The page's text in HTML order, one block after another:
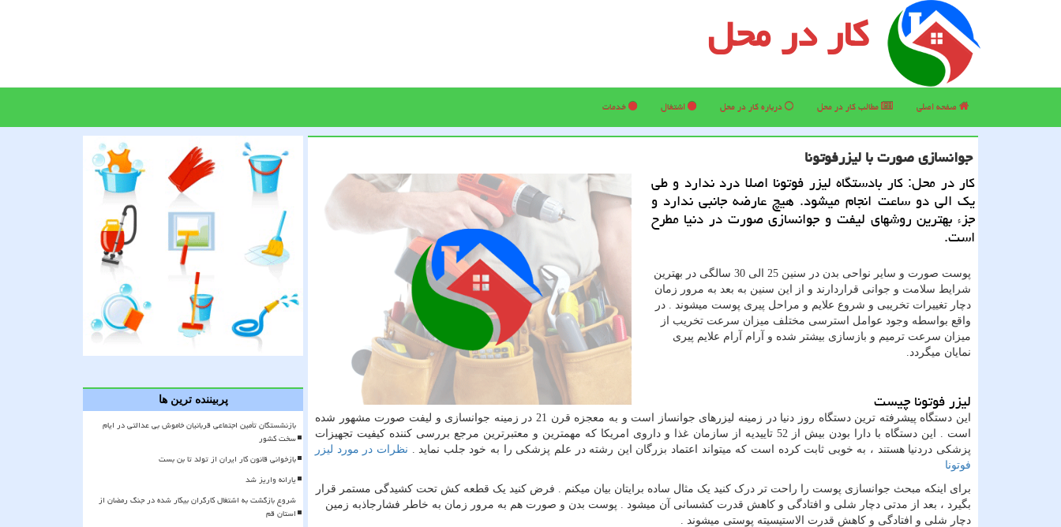
کار در محل
صفحه اصلی مطالب كار در محل درباره كار در محل اشتغال خدمات
جوانسازی صورت با لیزرفوتونا
کار در محل: کار بادستگاه لیزر فوتونا اصلا درد ندارد و طی
یک الی دو ساعت انجام میشود. هیچ عارضه جانبی ندارد و
جزء بهترین روشهای لیفت و جوانسازی صورت در دنیا مطرح
است.
پوست صورت و سایر نواحی بدن در سنین 25 الی 30 سالگی در بهترین
شرایط سلامت و جوانی قراردارند و از این سنین به بعد به مرور زمان
دچار تغییرات تخریبی و شروع علایم و مراحل پیری پوست میشوند . در
واقع بواسطه وجود عوامل استرسی مختلف میزان سرعت تخریب از
میزان سرعت ترمیم و بازسازی بیشتر شده و آرام آرام علایم پیری
نمایان میگردد.
لیزر فوتونا چیست
این دستگاه پیشرفته ترین دستگاه روز دنیا در زمینه لیزرهای جوانساز است و به معجزه قرن 21 در زمینه جوانسازی و لیفت صورت مشهور شده
است . این دستگاه با دارا بودن بیش از 52 تاییدیه از سازمان غذا و داروی امریکا که مهمترین و معتبرترین مرجع بررسی کننده کیفیت تجهیزات
پزشکی دردنیا هستند ، به خوبی ثابت کرده است که میتواند اعتماد بزرگان این رشته در علم پزشکی را به خود جلب نماید . نظرات در مورد لیزر
فوتونا
برای اینکه مبحث جوانسازی پوست را راحت تر درک کنید یک مثال ساده برایتان بیان میکنم . فرض کنید یک قطعه کش تحت کشیدگی مستمر قرار
بگیرد ، بعد از مدتی دچار شلی و افتادگی و کاهش قدرت کشسانی آن میشود . پوست بدن و صورت هم به مرور زمان به خاطر فشارجاذبه زمین
دچار شلی و افتادگی و کاهش قدرت الاستیسیته پوستی میشوند .
پربیننده ترین ها
بازنشستگان تأمین اجتماعی قربانیان خاموش بی عدالتی در ایام
سخت کشور
بازخوانی قانون کار ایران از تولد تا بن بست
یارانه واریز شد
شروع بازگشت به اشتغال کارگران بیکار شده در جنگ رمضان از
استان قم